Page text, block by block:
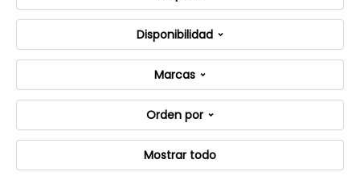
Disponibilidad
Marcas
Orden por
Mostrar todo